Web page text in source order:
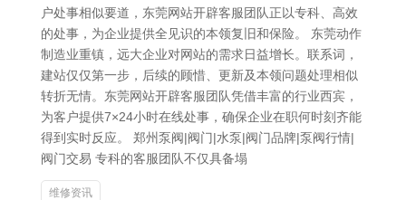
户处事相似要道，东莞网站开辟客服团队正以专科、高效
的处事，为企业提供全见识的本领复旧和保险。 东莞动作
制造业重镇，远大企业对网站的需求日益增长。联系词，
建站仅仅第一步，后续的顾惜、更新及本领问题处理相似
转折无情。东莞网站开辟客服团队凭借丰富的行业西宾，
为客户提供7×24小时在线处事，确保企业在职何时刻齐能
得到实时反应。 郑州泵阀|阀门|水泵|阀门品牌|泵阀行情|
阀门交易 专科的客服团队不仅具备塌
维修资讯